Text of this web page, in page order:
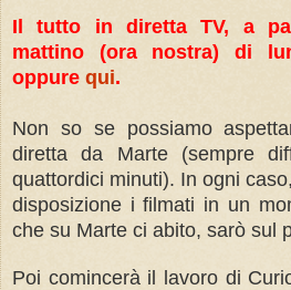
Il tutto in diretta TV, a
mattino (ora nostra) di
oppure qui.
Non so se possiamo
diretta da Marte (sempre
quattordici minuti). In ogni
disposizione i filmati in un
che su Marte ci abito, sarò sul
Poi comincerà il lavoro di